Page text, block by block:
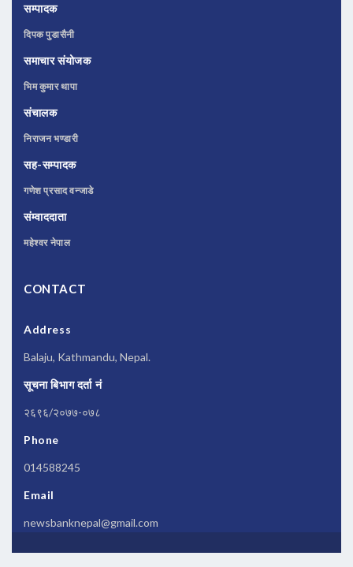
सम्पादक
दिपक पुडासैनी
समाचार संयोजक
भिम कुमार थापा
संचालक
निराजन भण्डारी
सह-सम्पादक
गणेश प्रसाद वन्जाडे
संम्वाददाता
महेश्वर नेपाल
CONTACT
Address
Balaju, Kathmandu, Nepal.
सूचना बिभाग दर्ता नं
२६९६/२०७७-०७८
Phone
014588245
Email
newsbanknepal@gmail.com
Copyrights © 2026 All Rights Reserved by